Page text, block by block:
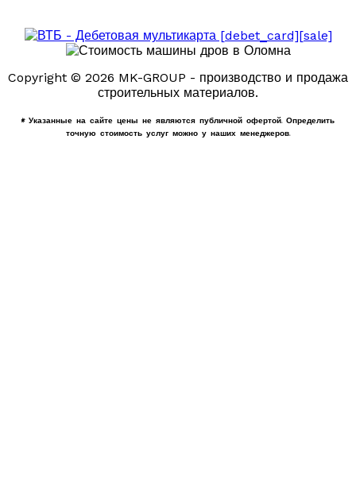
Copyright © 2026 MK-GROUP - производство и продажа
строительных материалов.
* Указанные на сайте цены не являются публичной офертой. Определить
точную стоимость услуг можно у наших менеджеров.